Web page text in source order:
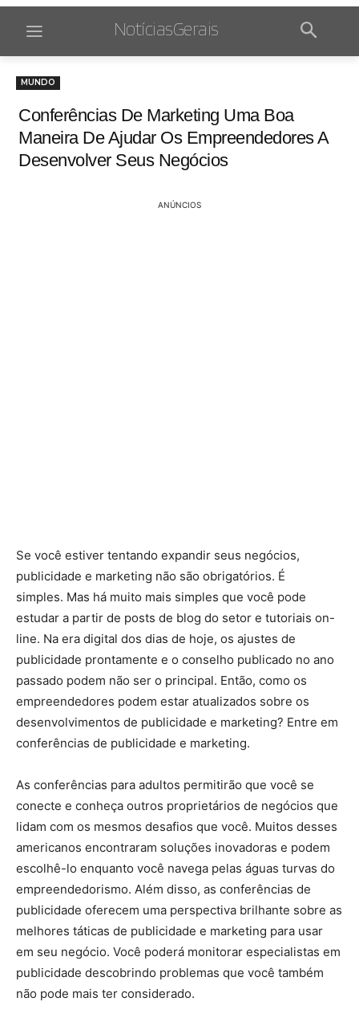
NotíciasGerais
MUNDO
Conferências De Marketing Uma Boa
Maneira De Ajudar Os Empreendedores A
Desenvolver Seus Negócios
ANÚNCIOS
Se você estiver tentando expandir seus negócios,
publicidade e marketing não são obrigatórios. É
simples. Mas há muito mais simples que você pode
estudar a partir de posts de blog do setor e tutoriais on-
line. Na era digital dos dias de hoje, os ajustes de
publicidade prontamente e o conselho publicado no ano
passado podem não ser o principal. Então, como os
empreendedores podem estar atualizados sobre os
desenvolvimentos de publicidade e marketing? Entre em
conferências de publicidade e marketing.
As conferências para adultos permitirão que você se
conecte e conheça outros proprietários de negócios que
lidam com os mesmos desafios que você. Muitos desses
americanos encontraram soluções inovadoras e podem
escolhê-lo enquanto você navega pelas águas turvas do
empreendedorismo. Além disso, as conferências de
publicidade oferecem uma perspectiva brilhante sobre as
melhores táticas de publicidade e marketing para usar
em seu negócio. Você poderá monitorar especialistas em
publicidade descobrindo problemas que você também
não pode mais ter considerado.